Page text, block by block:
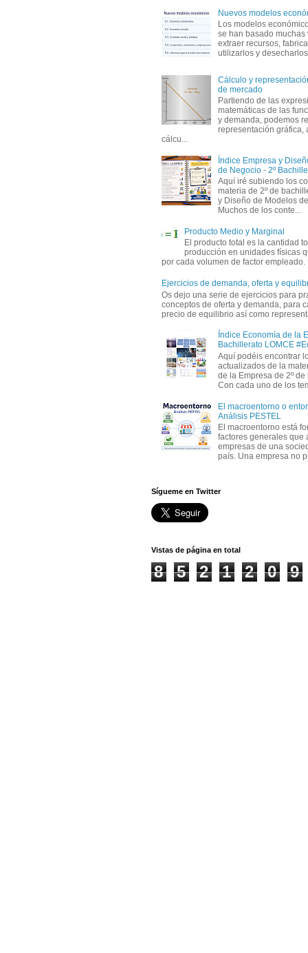
Nuevos modelos
Los modelos
se han basado muchas
extraer recursos,
utilizarlos y
Cálculo y
de mercado
Partiendo de las
matemáticas de las
y demanda, podemos
representación gráfica,
cálcu...
Índice Empresa y
de Negocio - 2º
Aquí iré subiendo los
materia de 2º de
y Diseño de Modelos
Muchos de los conte...
Producto Medio y Marginal
El producto total es la cantidad
producción en unidades físicas
por cada volumen de factor empleado.
Ejercicios de demanda, oferta y
Os dejo una serie de ejercicios para
conceptos de oferta y demanda, para
precio de equilibrio así como
Índice Economía de la
Bachillerato LOMCE
Aquí podéis encontrar
actualizados de la
de la Empresa de 2º
Con cada uno de los
El macroentorno o
Análisis PESTEL
El macroentorno está
factores generales que
empresas de una
país. Una empresa no
Sígueme en Twitter
Vistas de página en total
8 5 2 1 2 0 9